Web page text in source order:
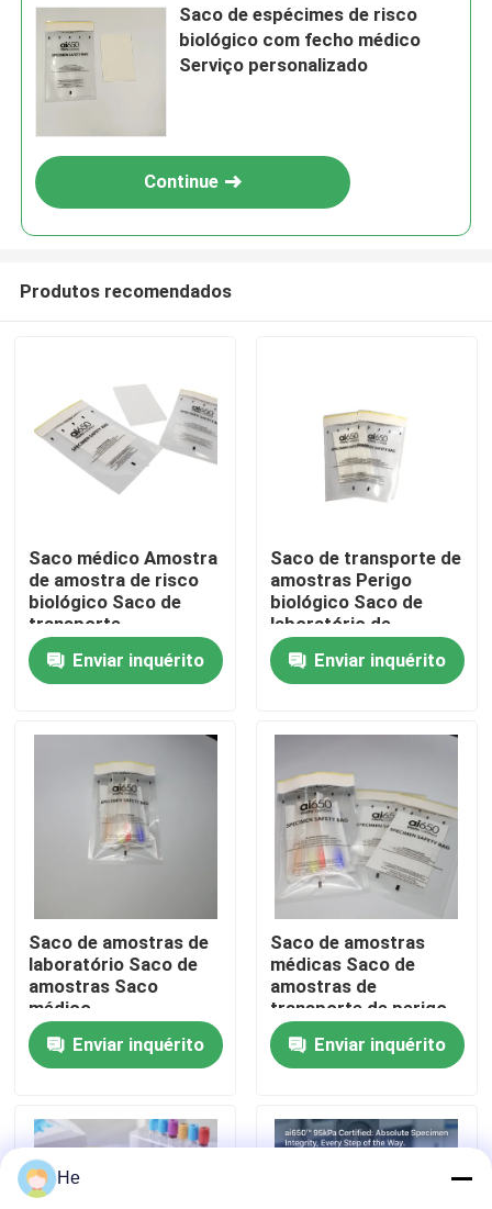
Para casa
Produtos
Sobre nós
Visita à fábrica
Controle de qualidade
Notícias
Solicite um orçamento
sacos 95Kpa
saco do transporte do espécime 95kPa
Saco de espécimes de risco
biológico com fecho médico
Serviço personalizado
Continue
Produtos recomendados
Saco médico Amostra
de amostra de risco
biológico Saco de
transporte
Enviar inquérito
Saco de transporte de
amostras Perigo
biológico Saco de
laboratório de
amostras
Enviar inquérito
Saco de amostras de
laboratório Saco de
amostras Saco
médico
Enviar inquérito
Saco de amostras
médicas Saco de
amostras de
transporte de perigo
biológico
Enviar inquérito
He